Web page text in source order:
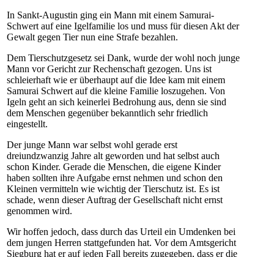
In Sankt-Augustin ging ein Mann mit einem Samurai-
Schwert auf eine Igelfamilie los und muss für diesen Akt der
Gewalt gegen Tier nun eine Strafe bezahlen.
Dem Tierschutzgesetz sei Dank, wurde der wohl noch junge
Mann vor Gericht zur Rechenschaft gezogen. Uns ist
schleierhaft wie er überhaupt auf die Idee kam mit einem
Samurai Schwert auf die kleine Familie loszugehen. Von
Igeln geht an sich keinerlei Bedrohung aus, denn sie sind
dem Menschen gegenüber bekanntlich sehr friedlich
eingestellt.
Der junge Mann war selbst wohl gerade erst
dreiundzwanzig Jahre alt geworden und hat selbst auch
schon Kinder. Gerade die Menschen, die eigene Kinder
haben sollten ihre Aufgabe ernst nehmen und schon den
Kleinen vermitteln wie wichtig der Tierschutz ist. Es ist
schade, wenn dieser Auftrag der Gesellschaft nicht ernst
genommen wird.
Wir hoffen jedoch, dass durch das Urteil ein Umdenken bei
dem jungen Herren stattgefunden hat. Vor dem Amtsgericht
Siegburg hat er auf jeden Fall bereits zugegeben, dass er die